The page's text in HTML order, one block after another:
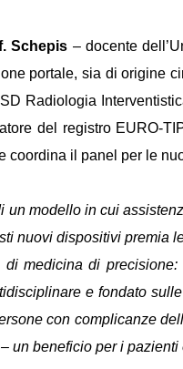
Schepis – docente
portale, sia di origine
Radiologia
del registro EURO-
il panel per le
modello in cui
nuovi dispositivi premia
medicina di
e fondato
con complicanze
un beneficio per i